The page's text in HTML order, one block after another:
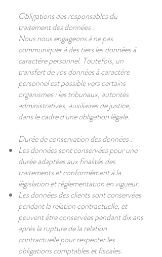
​Obligations des responsables du
traitement des données :
Nous nous engageons à ne pas
communiquer à des tiers les données à
caractère personnel. Toutefois, un
transfert de vos données à caractère
personnel est possible vers certains
organismes : les tribunaux, autorités
administratives, auxiliaires de justice,
dans le cadre d’une obligation légale.
Durée de conservation des données :
Les données sont conservées pour une
durée adaptées aux finalités des
traitements et conformément à la
législation et réglementation en vigueur.
Les données des clients sont conservées
pendant la relation contractuelle, et
peuvent être conservées pendant dix ans
après la rupture de la relation
contractuelle pour respecter les
obligations comptables et fiscales.